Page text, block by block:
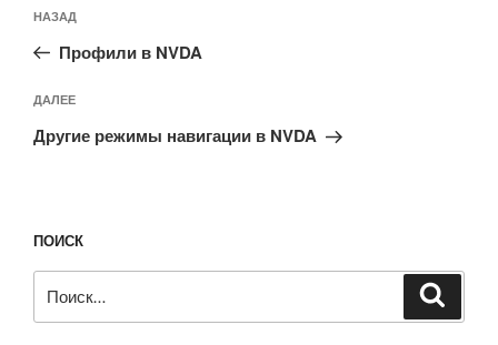
по
записям
Предыдущая
запись:
НАЗАД
Профили в NVDA
Следующая
запись
ДАЛЕЕ
Другие режимы навигации в NVDA
ПОИСК